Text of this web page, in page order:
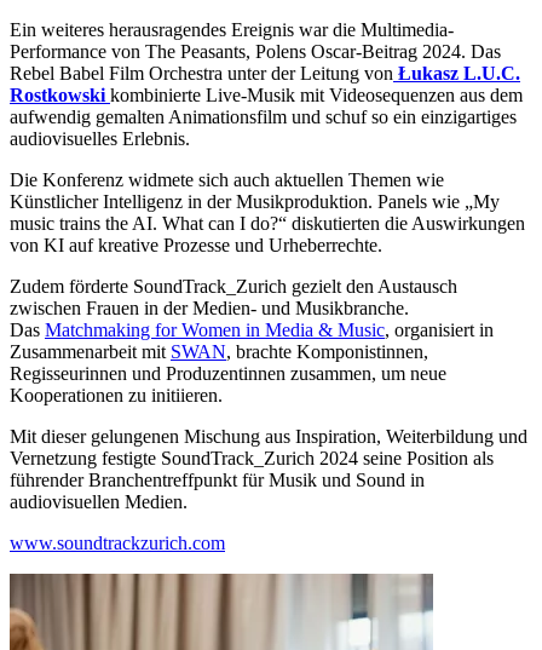
Ein weiteres herausragendes Ereignis war die Multimedia-
Performance von The Peasants, Polens Oscar-Beitrag 2024. Das
Rebel Babel Film Orchestra unter der Leitung von Łukasz L.U.C.
Rostkowski kombinierte Live-Musik mit Videosequenzen aus dem
aufwendig gemalten Animationsfilm und schuf so ein einzigartiges
audiovisuelles Erlebnis.
Die Konferenz widmete sich auch aktuellen Themen wie
Künstlicher Intelligenz in der Musikproduktion. Panels wie „My
music trains the AI. What can I do?“ diskutierten die Auswirkungen
von KI auf kreative Prozesse und Urheberrechte.
Zudem förderte SoundTrack_Zurich gezielt den Austausch
zwischen Frauen in der Medien- und Musikbranche.
Das Matchmaking for Women in Media & Music, organisiert in
Zusammenarbeit mit SWAN, brachte Komponistinnen,
Regisseurinnen und Produzentinnen zusammen, um neue
Kooperationen zu initiieren.
Mit dieser gelungenen Mischung aus Inspiration, Weiterbildung und
Vernetzung festigte SoundTrack_Zurich 2024 seine Position als
führender Branchentreffpunkt für Musik und Sound in
audiovisuellen Medien.
www.soundtrackzurich.com